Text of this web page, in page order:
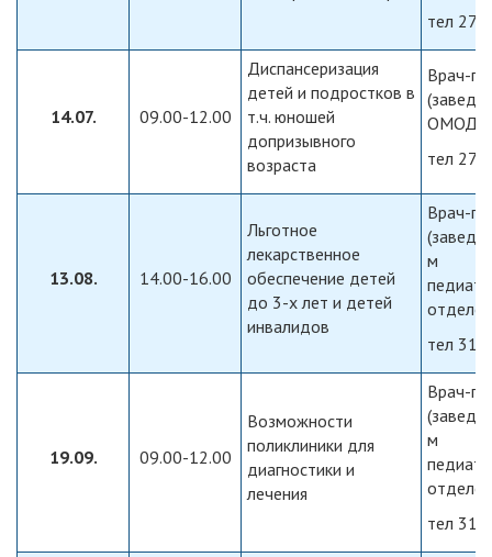
тел
14.07. 09.00-12.00
Диспансеризация
детей и подростков в
т.ч. юношей
допризывного
возраста
Врач-
тел
13.08. 14.00-16.00
Льготное
лекарственное
обеспечение детей
до 3-х лет и детей
инвалидов
Врач-
м
тел
19.09. 09.00-12.00
Возможности
поликлиники для
диагностики и
лечения
Врач-
м
тел